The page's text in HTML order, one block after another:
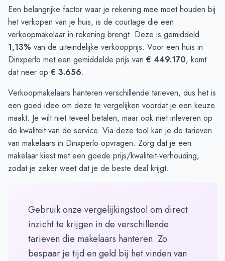
Een belangrijke factor waar je rekening mee moet houden bij
het verkopen van je huis, is de courtage die een
verkoopmakelaar in rekening brengt. Deze is gemiddeld
1,13% van de uiteindelijke verkoopprijs. Voor een huis in
Dinxperlo met een gemiddelde prijs van € 449.170, komt
dat neer op € 3.656.
Verkoopmakelaars hanteren verschillende tarieven, dus het is
een goed idee om deze te vergelijken voordat je een keuze
maakt. Je wilt niet teveel betalen, maar ook niet inleveren op
de kwaliteit van de service. Via deze tool kan je de tarieven
van makelaars in Dinxperlo opvragen. Zorg dat je een
makelaar kiest met een goede prijs/kwaliteit-verhouding,
zodat je zeker weet dat je de beste deal krijgt.
Gebruik onze vergelijkingstool om direct
inzicht te krijgen in de verschillende
tarieven die makelaars hanteren. Zo
bespaar je tijd en geld bij het vinden van